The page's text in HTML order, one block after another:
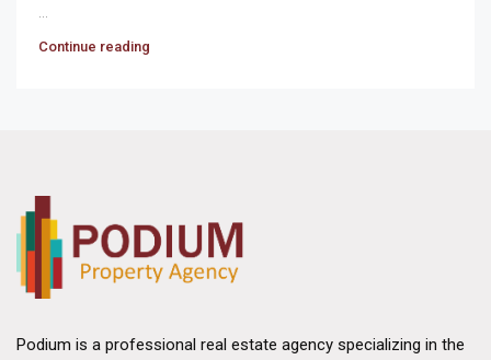
Continue reading
Podium is a professional real estate agency specializing in the